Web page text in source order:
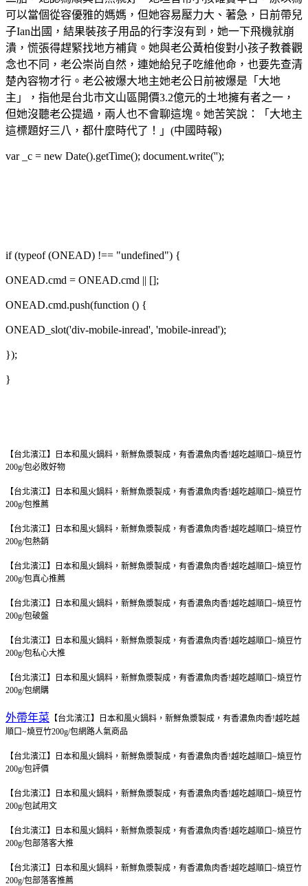
可以當個從容優雅的媽媽，但她容易壓力大、著急，日前帶兒
子Ian出國，結果裝孩子用品的行李沒有到，她一下飛機就崩
潰，慌張得趕緊找地方補貨。她與老公黃柏俊對小孩子教養觀
念也不同，老公崇尚自然，連她給兒子吃維他命，也要先查清
楚內容物才行。老公被爆大地主她老公日前被爆是「大地
主」，指他是台北市文山區開價3.2億元的土地擁有者之一，
但她沒聽老公提過，兩人也不會聊這塊。她苦笑說：「大地主
這標題好三八，都什麼時代了！」(中國時報)
var _c = new Date().getTime(); document.write('');
if (typeof (ONEAD) !== "undefined") {
ONEAD.cmd = ONEAD.cmd || [];
ONEAD.cmd.push(function () {
ONEAD_slot('div-mobile-inread', 'mobile-inread');
});
}
【台北濱江】日本和風火鍋料，新鮮魚漿製成，有香濃魚肉香!越吃越順口~燒豆竹
200g/包必敗好物
【台北濱江】日本和風火鍋料，新鮮魚漿製成，有香濃魚肉香!越吃越順口~燒豆竹
200g/包推薦
【台北濱江】日本和風火鍋料，新鮮魚漿製成，有香濃魚肉香!越吃越順口~燒豆竹
200g/包熱銷
【台北濱江】日本和風火鍋料，新鮮魚漿製成，有香濃魚肉香!越吃越順口~燒豆竹
200g/包真心推薦
【台北濱江】日本和風火鍋料，新鮮魚漿製成，有香濃魚肉香!越吃越順口~燒豆竹
200g/包破盤
【台北濱江】日本和風火鍋料，新鮮魚漿製成，有香濃魚肉香!越吃越順口~燒豆竹
200g/包私心大推
【台北濱江】日本和風火鍋料，新鮮魚漿製成，有香濃魚肉香!越吃越順口~燒豆竹
200g/包網購
外帶年菜 【台北濱江】日本和風火鍋料，新鮮魚漿製成，有香濃魚肉香!越吃越
順口~燒豆竹200g/包網路人氣商品
【台北濱江】日本和風火鍋料，新鮮魚漿製成，有香濃魚肉香!越吃越順口~燒豆竹
200g/包評價
【台北濱江】日本和風火鍋料，新鮮魚漿製成，有香濃魚肉香!越吃越順口~燒豆竹
200g/包試用文
【台北濱江】日本和風火鍋料，新鮮魚漿製成，有香濃魚肉香!越吃越順口~燒豆竹
200g/包部落客大推
【台北濱江】日本和風火鍋料，新鮮魚漿製成，有香濃魚肉香!越吃越順口~燒豆竹
200g/包部落客推薦